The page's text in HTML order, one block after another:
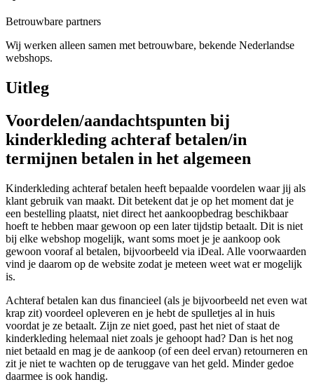
Betrouwbare partners
Wij werken alleen samen met betrouwbare, bekende Nederlandse
webshops.
Uitleg
Voordelen/aandachtspunten bij
kinderkleding achteraf betalen/in
termijnen betalen in het algemeen
Kinderkleding achteraf betalen heeft bepaalde voordelen waar jij als
klant gebruik van maakt. Dit betekent dat je op het moment dat je
een bestelling plaatst, niet direct het aankoopbedrag beschikbaar
hoeft te hebben maar gewoon op een later tijdstip betaalt. Dit is niet
bij elke webshop mogelijk, want soms moet je je aankoop ook
gewoon vooraf al betalen, bijvoorbeeld via iDeal. Alle voorwaarden
vind je daarom op de website zodat je meteen weet wat er mogelijk
is.
Achteraf betalen kan dus financieel (als je bijvoorbeeld net even wat
krap zit) voordeel opleveren en je hebt de spulletjes al in huis
voordat je ze betaalt. Zijn ze niet goed, past het niet of staat de
kinderkleding helemaal niet zoals je gehoopt had? Dan is het nog
niet betaald en mag je de aankoop (of een deel ervan) retourneren en
zit je niet te wachten op de teruggave van het geld. Minder gedoe
daarmee is ook handig.